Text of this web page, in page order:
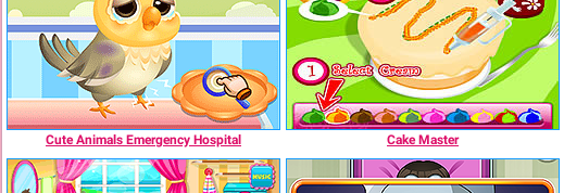
Cute Animals Emergency Hospital Cake Master